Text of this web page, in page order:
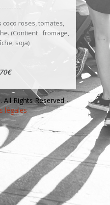
roses, tomates,
(Contient : fromage,
soja)
Rights Reserved -
légales